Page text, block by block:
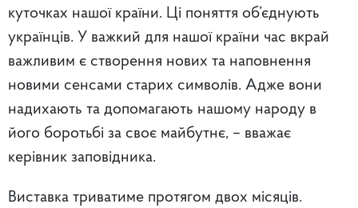
куточках нашої країни. Ці поняття об’єднують
українців. У важкий для нашої країни час вкрай
важливим є створення нових та наповнення
новими сенсами старих символів. Адже вони
надихають та допомагають нашому народу в
його боротьбі за своє майбутнє, – вважає
керівник заповідника.
Виставка триватиме протягом двох місяців.